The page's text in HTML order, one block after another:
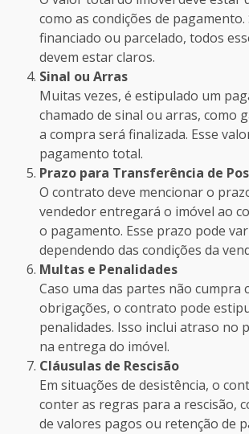
como as condições de pagamento.
financiado ou parcelado, todos
devem estar claros.
Sinal ou Arras
Muitas vezes, é estipulado um
chamado de sinal ou arras, como
a compra será finalizada. Esse
pagamento total.
Prazo para Transferência de
O contrato deve mencionar o
vendedor entregará o imóvel ao
o pagamento. Esse prazo pode
dependendo das condições da
Multas e Penalidades
Caso uma das partes não cumpra
obrigações, o contrato pode
penalidades. Isso inclui atraso no
na entrega do imóvel.
Cláusulas de Rescisão
Em situações de desistência, o
conter as regras para a rescisão,
de valores pagos ou retenção de